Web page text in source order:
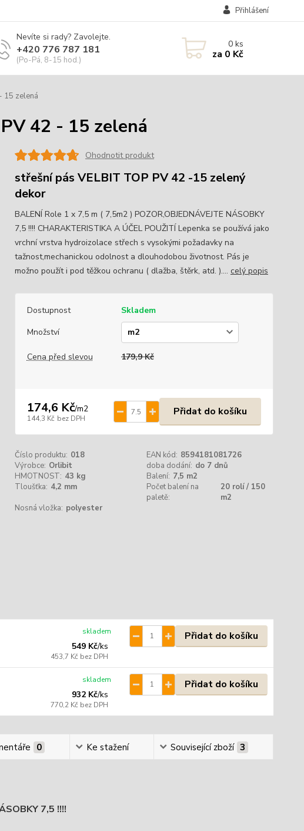
Přihlášení
Nevíte si rady? Zavolejte.
+420 776 787 181
(Po-Pá, 8-15 hod.)
0ks
za 0 Kč
15 zelená
42 - 15 zelená
Ohodnotit produkt
střešní pás VELBIT TOP PV 42 -15 zelený
dekor
BALENÍ Role 1 x 7,5 m ( 7,5m2 ) POZOR,OBJEDNÁVEJTE NÁSOBKY
7,5 !!!! CHARAKTERISTIKA A ÚČEL POUŽITÍ Lepenka se používá jako
vrchní vrstva hydroizolace střech s vysokými požadavky na
tažnost,mechanickou odolnost a dlouhodobou životnost. Pás je
možno použít i pod těžkou ochranu ( dlažba, štěrk, atd. ).... celý popis
Dostupnost
Skladem
Množství
Cena před slevou 179,9 Kč
174,6 Kč/m2
144,3 Kč bez DPH
Přidat do košíku
Číslo produktu: 018 EAN kód: 8594181081726
Výrobce: Orlibit doba dodání: do 7 dnů
HMOTNOST: 43 kg Balení: 7,5 m2
Tloušťka: 4,2 mm
Počet balení na
paletě:
20 rolí / 150
m2
Nosná vložka: polyester
549 Kč/ks
453,7 Kč bez DPH
skladem Přidat do košíku
932 Kč/ks
770,2 Kč bez DPH
skladem Přidat do košíku
0 Ke stažení Související zboží 3
7,5 !!!!